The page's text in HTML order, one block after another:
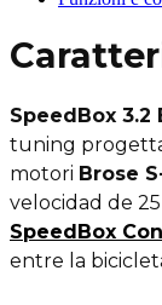
SpeedBox 3.2
tuning
motori Brose
velocidad de
SpeedBox
entre la